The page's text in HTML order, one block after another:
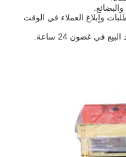
وإبلاغ العملاء في الوقت